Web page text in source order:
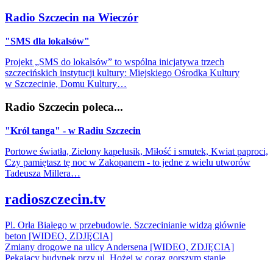
Radio Szczecin na Wieczór
"SMS dla lokalsów"
Projekt „SMS do lokalsów” to wspólna inicjatywa trzech
szczecińskich instytucji kultury: Miejskiego Ośrodka Kultury
w Szczecinie, Domu Kultury…
Radio Szczecin poleca...
"Król tanga" - w Radiu Szczecin
Portowe światła, Zielony kapelusik, Miłość i smutek, Kwiat paproci,
Czy pamiętasz tę noc w Zakopanem - to jedne z wielu utworów
Tadeusza Millera…
radioszczecin.tv
Pl. Orła Białego w przebudowie. Szczecinianie widzą głównie
beton [WIDEO, ZDJĘCIA]
Zmiany drogowe na ulicy Andersena [WIDEO, ZDJĘCIA]
Pękający budynek przy ul. Hożej w coraz gorszym stanie.